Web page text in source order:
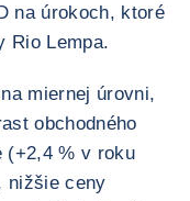
na úrokoch, ktoré
Rio Lempa.
miernej úrovni,
obchodného
(+2,4 % v roku
nižšie ceny